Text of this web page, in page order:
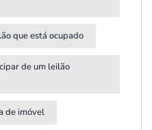
que está ocupado
de um leilão
de imóvel